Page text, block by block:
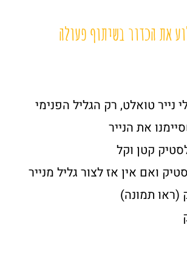
את הכדור בשיתוף פעולה
נייר טואלט, רק הגליל הפנימי
את הנייר
קטן וקל
ואם אין אז לצור גליל מנייר
(ראו תמונה)